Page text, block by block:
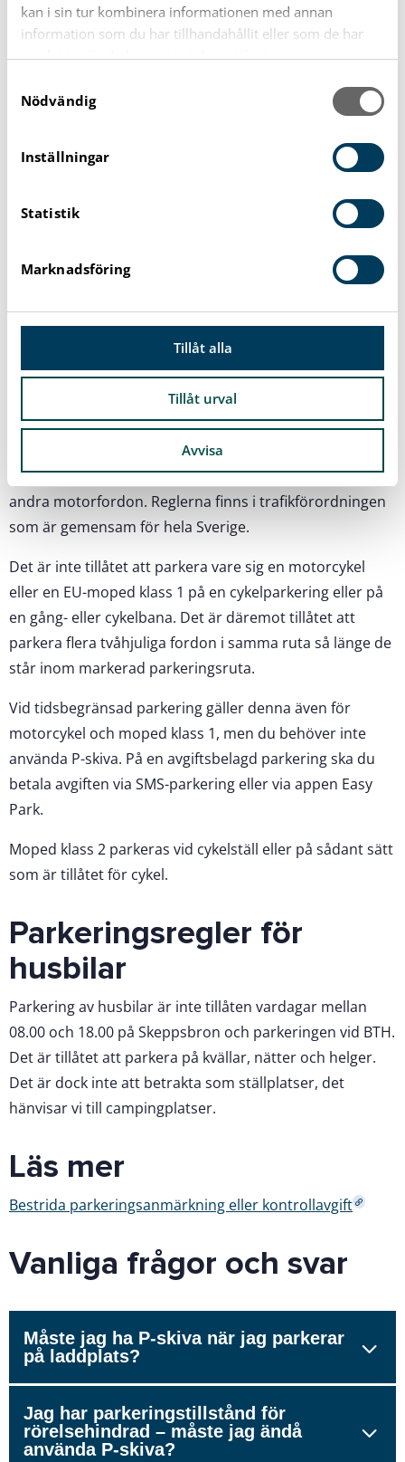
kan i sin tur kombinera informationen med annan
information som du har tillhandahållit eller som de har
samlat in när du har använt deras tjänster.
Nödvändig
Inställningar
Statistik
Marknadsföring
Tillåt alla
Tillåt urval
Avvisa
Parkeringsregler för
motorcykel och moped
Motorcykel och EU-moped klass 1 parkeras enligt
samma regler och på samma parkeringsplatser som
andra motorfordon. Reglerna finns i trafikförordningen
som är gemensam för hela Sverige.
Det är inte tillåtet att parkera vare sig en motorcykel
eller en EU-moped klass 1 på en cykelparkering eller på
en gång- eller cykelbana. Det är däremot tillåtet att
parkera flera tvåhjuliga fordon i samma ruta så länge de
står inom markerad parkeringsruta.
Vid tidsbegränsad parkering gäller denna även för
motorcykel och moped klass 1, men du behöver inte
använda P-skiva. På en avgiftsbelagd parkering ska du
betala avgiften via SMS-parkering eller via appen Easy
Park.
Moped klass 2 parkeras vid cykelställ eller på sådant sätt
som är tillåtet för cykel.
Parkeringsregler för
husbilar
Parkering av husbilar är inte tillåten vardagar mellan
08.00 och 18.00 på Skeppsbron och parkeringen vid BTH.
Det är tillåtet att parkera på kvällar, nätter och helger.
Det är dock inte att betrakta som ställplatser, det
hänvisar vi till campingplatser.
Läs mer
Bestrida parkeringsanmärkning eller kontrollavgift
Vanliga frågor och svar
Måste jag ha P-skiva när jag parkerar
på laddplats?
Jag har parkeringstillstånd för
rörelsehindrad – måste jag ändå
använda P-skiva?